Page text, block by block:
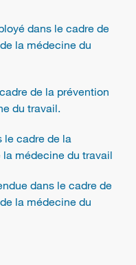
dans le cadre de
la médecine du
de la prévention
du travail.
le cadre de la
médecine du travail
dans le cadre de
la médecine du